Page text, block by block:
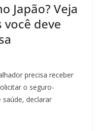
Japão? Veja
deve
precisa receber
o seguro-
declarar